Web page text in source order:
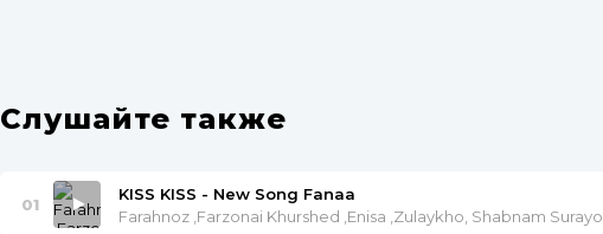
Слушайте также
01
KISS KISS - New Song Fanaa
Farahnoz ,Farzonai Khurshed ,Enisa ,Zulaykho, Shabnam Surayo